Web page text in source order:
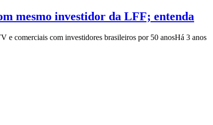
mesmo investidor da LFF; entenda
e comerciais com investidores brasileiros por 50 anosHá 3 anos